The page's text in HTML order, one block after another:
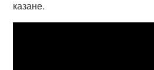
казане.